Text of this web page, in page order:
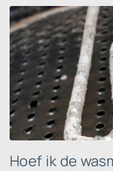
Hoef ik de